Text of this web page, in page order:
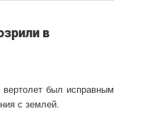
в
вертолет был исправным
с землей.